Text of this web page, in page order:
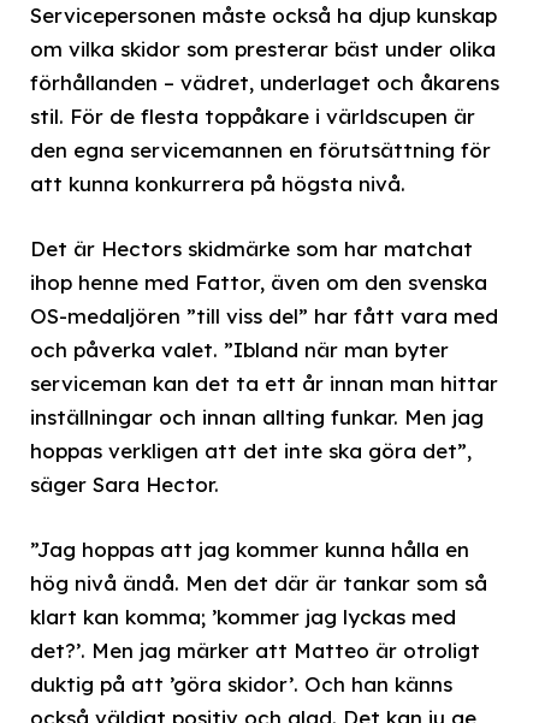
Servicepersonen måste också ha djup kunskap
om vilka skidor som presterar bäst under olika
förhållanden – vädret, underlaget och åkarens
stil. För de flesta toppåkare i världscupen är
den egna servicemannen en förutsättning för
att kunna konkurrera på högsta nivå.
Det är Hectors skidmärke som har matchat
ihop henne med Fattor, även om den svenska
OS-medaljören ”till viss del” har fått vara med
och påverka valet. ”Ibland när man byter
serviceman kan det ta ett år innan man hittar
inställningar och innan allting funkar. Men jag
hoppas verkligen att det inte ska göra det”,
säger Sara Hector.
”Jag hoppas att jag kommer kunna hålla en
hög nivå ändå. Men det där är tankar som så
klart kan komma; ’kommer jag lyckas med
det?’. Men jag märker att Matteo är otroligt
duktig på att ’göra skidor’. Och han känns
också väldigt positiv och glad. Det kan ju ge